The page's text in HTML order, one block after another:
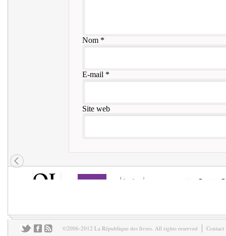
Nom*
E-mail *
Site web
©2006-2012 La République des livres. All rights reserved Contact